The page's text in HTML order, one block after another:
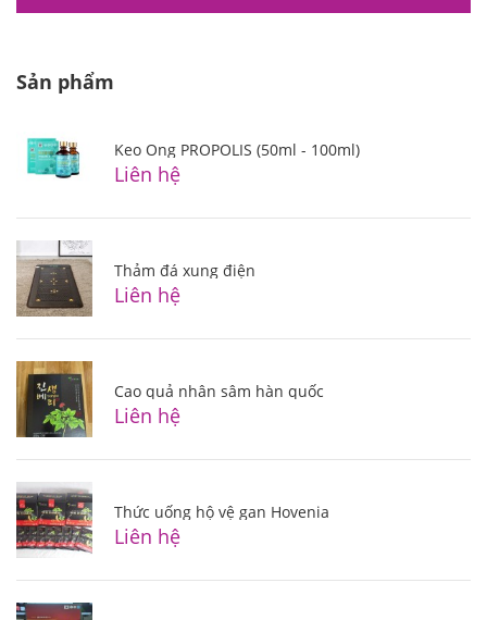
Sản phẩm
Keo Ong PROPOLIS (50ml - 100ml)
Liên hệ
Thảm đá xung điện
Liên hệ
Cao quả nhân sâm hàn quốc
Liên hệ
Thức uống hộ vệ gan Hovenia
Liên hệ